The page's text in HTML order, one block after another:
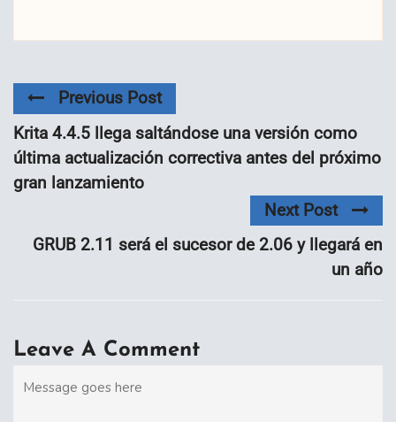
Previous Post
Krita 4.4.5 llega saltándose una versión como
última actualización correctiva antes del próximo
gran lanzamiento
Next Post
GRUB 2.11 será el sucesor de 2.06 y llegará en
un año
Leave A Comment